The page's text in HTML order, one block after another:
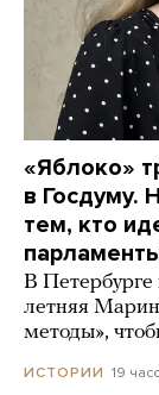
«Яблоко»
в Госдуму.
тем, кто
В Петербурге
летняя
методы»,
ИСТОРИИ 19